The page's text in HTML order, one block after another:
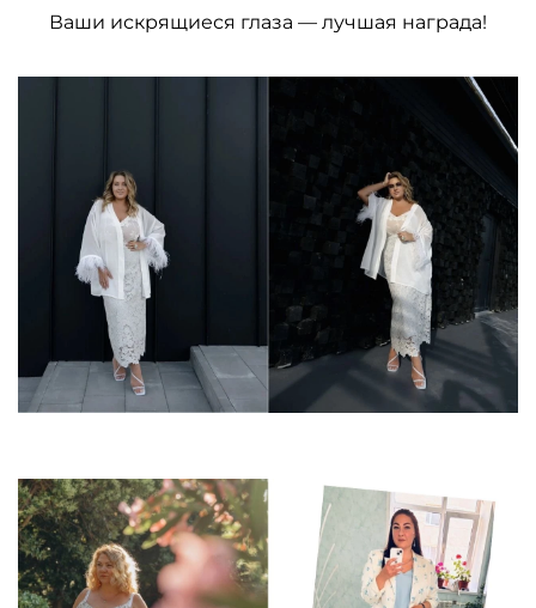
Ваши искрящиеся глаза — лучшая награда!